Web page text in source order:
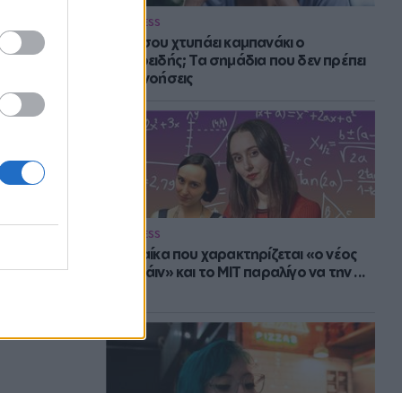
WELLNESS
Πότε σου χτυπάει καμπανάκι ο
θυρεοειδής; Τα σημάδια που δεν πρέπει
να αγνοήσεις
WELLNESS
Η γυναίκα που χαρακτηρίζεται «ο νέος
Αϊνστάιν» και το MIT παραλίγο να την ...